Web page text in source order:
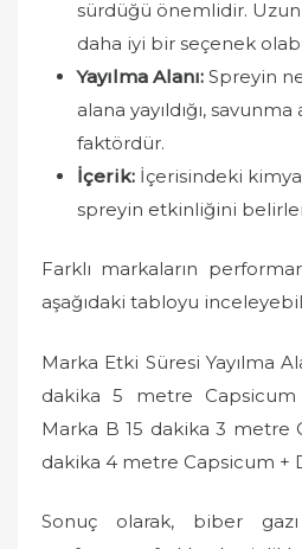
sürdüğü önemlidir.
daha iyi bir seçenek
Yayılma Alanı: Spreyin
alana yayıldığı,
faktördür.
İçerik: İçerisindeki
spreyin etkinliğini
Farklı markaların
aşağıdaki tabloyu
Marka Etki Süresi Yayılma
dakika 5 metre
Marka B 15 dakika 3 metre
dakika 4 metre Capsicum +
Sonuç olarak, biber